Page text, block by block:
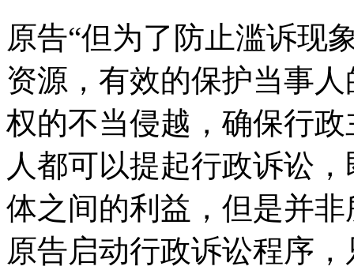
原告“但为了防止滥诉现
资源，有效的保护当事
权的不当侵越，确保行
人都可以提起行政诉讼
体之间的利益，但是并
原告启动行政诉讼程序